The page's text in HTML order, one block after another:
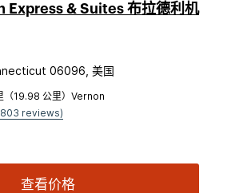
Express & Suites 布拉德利机
06096, 美国
（19.98 公里）Vernon
reviews)
查看价格